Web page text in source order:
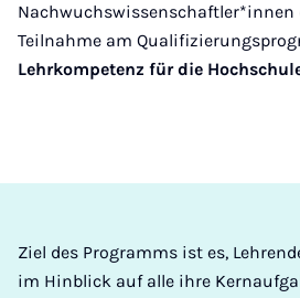
Teilnahme am
Lehrkompetenz für die
Ziel des Programms ist es,
im Hinblick auf alle ihre